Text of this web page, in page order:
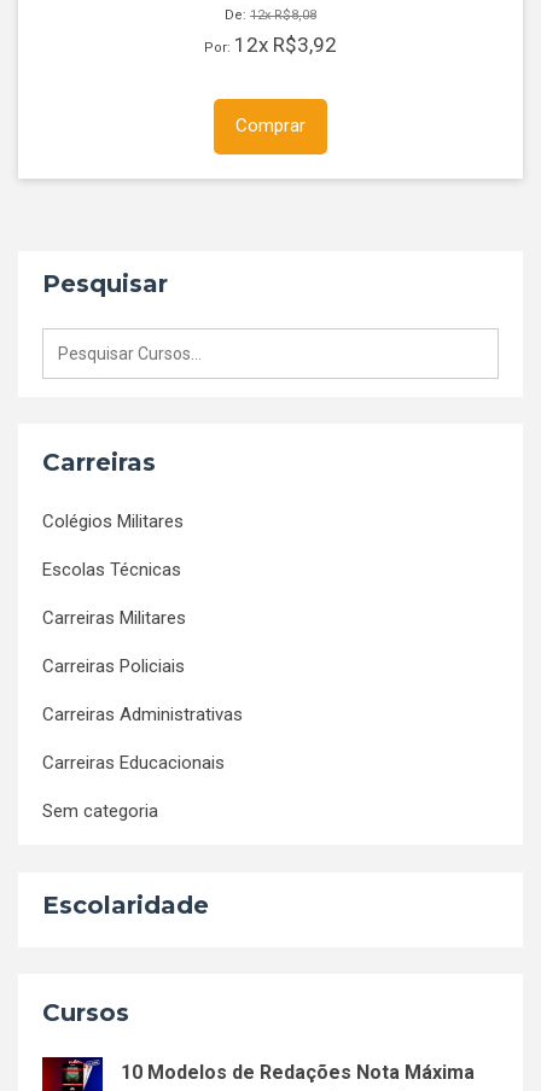
De: 12xR$8,08
Por: 12x R$3,92
Comprar
Pesquisar
Carreiras
Colégios Militares
Escolas Técnicas
Carreiras Militares
Carreiras Policiais
Carreiras Administrativas
Carreiras Educacionais
Sem categoria
Escolaridade
Cursos
10 Modelos de Redações Nota Máxima